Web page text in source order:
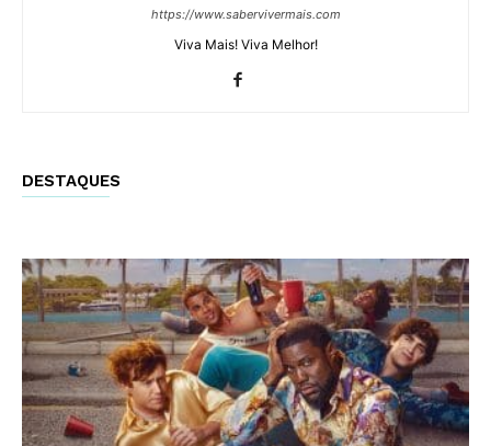
https://www.sabervivermais.com
Viva Mais! Viva Melhor!
DESTAQUES